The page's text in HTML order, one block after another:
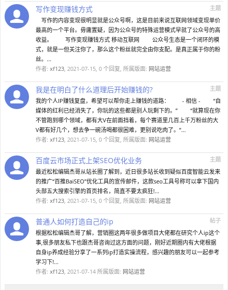
主题
写作变现赚钱方式
写作的内容变现很明显就是公众号啊，这是目前来说互联网领域变现单价
最高的一个平台。毋庸置疑，因为公众号的特殊运营模式早就了公众号的高
收益。 写作变现赚钱方式 移动互联网 公众号生态是一个闭环的模
式，就是一但关注你了，那么这个粉丝就完全由你支配。是真正属于你的粉
丝。...
作者: xf123, 2021-07-15, 0 个回复, 所属版面: 网站运营
主题
我是在明白了什么道理后开始赚钱的?
我的个人IP赚钱复盘，希望可以帮你走上赚钱的道路： - 相信 - “自
媒体的红利已经消失了，你玩的这些都是别人玩剩下的。” “就算现在你
不管跑到哪个领域，都有大V在前面挡着，每个赛道里几百上千万粉丝的大
V都有好几个，想去争一碗汤喝都很困难，更别说吃肉了。“...
作者: xf123, 2021-07-15, 0 个回复, 所属版面: 网站运营
主题
百度云市场正式上架SEO优化业务
最近松松编辑杰哥从站长圈了解到，近日很多站长收到疑似百度智能云发来
的推广“百推BaiSEO”优化工具的宣传邮件，这款seo工具号称可以拿下国内
头部五大搜索引擎的首页排名，简直不要太疯狂!...
作者: xf123, 2021-07-15, 0 个回复, 所属版面: 网站运营
帖子
普通人如何打造自己的ip
根据松松编辑杰哥了解，营销圈这两年很多做项目大佬都在研究个人ip这个
事,很多朋友私下也跟杰哥咨询过这方面的问题，刚好近期圈内有大佬根据
自身ip养成经验分享了一系列ip打造实操流程，感兴趣的朋友可以一起参考
学习下!...
作者: xf123, 2021-07-14 所属版面: 网站运营